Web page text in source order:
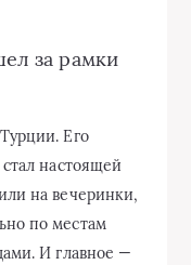
за рамки
Его
настоящей
на вечеринки,
по местам
И главное —